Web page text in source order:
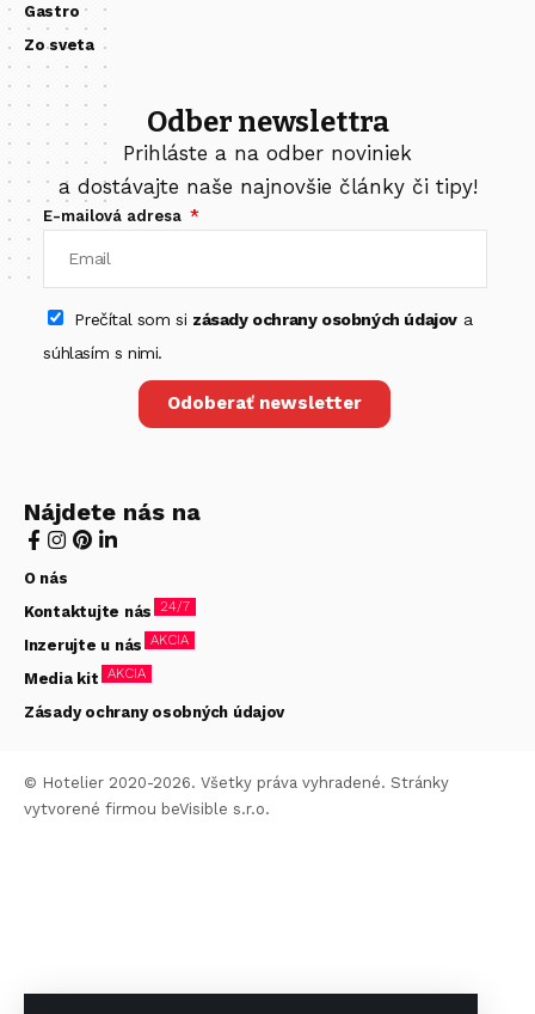
Gastro
Zo sveta
Odber newslettra
Prihláste a na odber noviniek
a dostávajte naše najnovšie články či tipy!
E-mailová adresa
Prečítal som si zásady ochrany osobných údajova
súhlasím s nimi.
Odoberať newsletter
Nájdete nás na
O nás
Kontaktujte nás 24/7
Inzerujte u nás AKCIA
Media kit AKCIA
Zásady ochrany osobných údajov
© Hotelier 2020-2026. Všetky práva vyhradené. Stránky
vytvorené firmou beVisible s.r.o.